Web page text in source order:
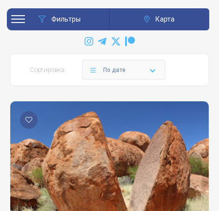
Фильтры Карта
Сортировка: По дате